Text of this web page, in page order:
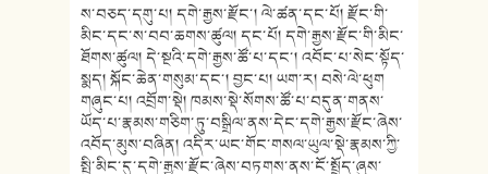
ས་བཅད་དགུ་པ། དགེ་རྒྱས་རྫོང་། ལེ་ཚན་དང་པོ། རྫོང་གི་
མིང་དང་ས་བབ་ཆགས་ཚུལ། དང་པོ། དགེ་རྒྱས་རྫོང་གི་མིང་
ཐོགས་ཚུལ། དེ་སྔའི་དགེ་རྒྱས་ཚོ་པ་དང་། འབོང་པ་སེང་སྟོད་
སྨད། སྐོང་ཆེན་གསུམ་དང་། བྱང་པ། ཡག་ར། བསེ་ལེ་ཕུག
གཞུང་པ། འབྲོག་སྡེ། ཁམས་སྡེ་སོགས་ཚོ་པ་བདུན་གནས་
ཡོད་པ་རྣམས་གཅིག་ཏུ་བསྒྲིལ་ནས་དེང་དགེ་རྒྱས་རྫོང་ཞེས་
འབོད་མུས་བཞིན། འདིར་ཡང་གོང་གསལ་ཡུལ་སྡེ་རྣམས་ཀྱི་
སྤྱི་མིང་དུ་དགེ་རྒྱས་རྫོང་ཞེས་བཏགས་ནས་ངོ་སྤྲོད་ཞུས་